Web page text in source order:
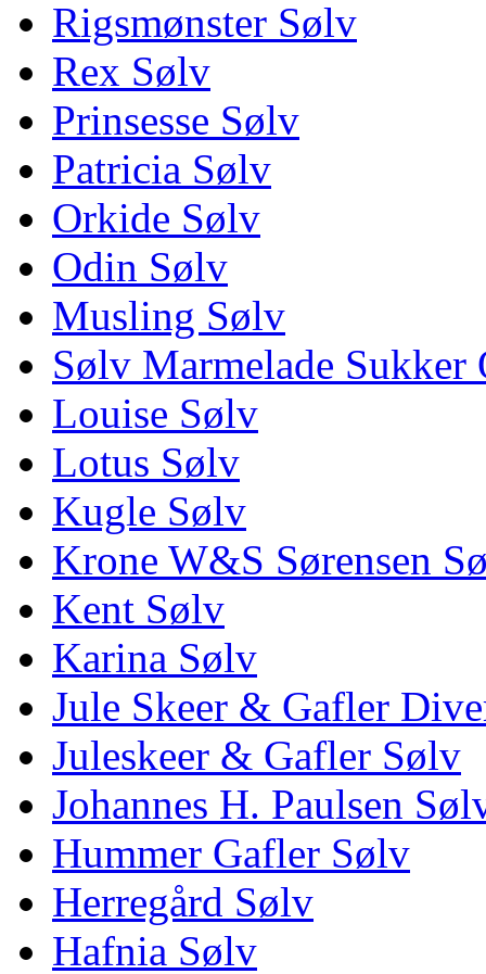
Rigsmønster Sølv
Rex Sølv
Prinsesse Sølv
Patricia Sølv
Orkide Sølv
Odin Sølv
Musling Sølv
Sølv Marmelade Sukker
Louise Sølv
Lotus Sølv
Kugle Sølv
Krone W&S Sørensen
Kent Sølv
Karina Sølv
Jule Skeer & Gafler
Juleskeer & Gafler Sølv
Johannes H. Paulsen
Hummer Gafler Sølv
Herregård Sølv
Hafnia Sølv